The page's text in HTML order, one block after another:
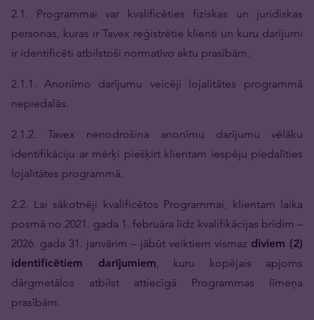
2.1. Programmai var kvalificēties fiziskas un juridiskas
personas, kuras ir Tavex reģistrētie klienti un kuru darījumi
ir identificēti atbilstoši normatīvo aktu prasībām.
2.1.1. Anonīmo darījumu veicēji lojalitātes programmā
nepiedalās.
2.1.2. Tavex nenodrošina anonīmu darījumu vēlāku
identifikāciju ar mērķi piešķirt klientam iespēju piedalīties
lojalitātes programmā.
2.2. Lai sākotnēji kvalificētos Programmai, klientam laika
posmā no 2021. gada 1. februāra līdz kvalifikācijas brīdim –
2026. gada 31. janvārim – jābūt veiktiem vismaz diviem (2)
identificētiem darījumiem, kuru kopējais apjoms
dārgmetālos atbilst attiecīgā Programmas līmeņa
prasībām.